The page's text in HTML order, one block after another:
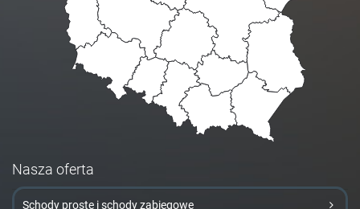
Nasza oferta
Schody proste i schody zabiegowe